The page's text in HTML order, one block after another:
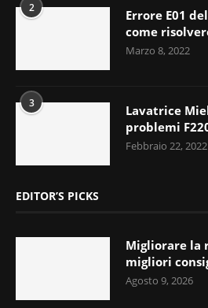
2
Errore E01
come
Marzo 8, 2022
3
Lavatrice
problemi
Febbraio 22, 2022
EDITOR’S PICKS
Migliorare la
migliori
Agosto 9, 2026